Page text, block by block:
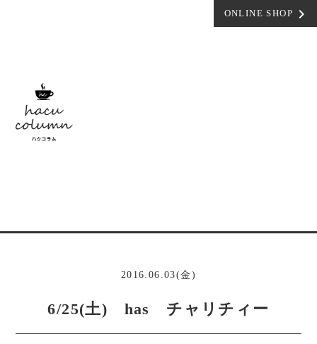
ONLINE SHOP navigate_next
2016.06.03(金)
6/25(土) has チャリチィー